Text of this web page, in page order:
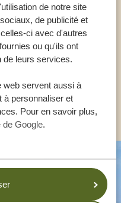
de notre site
de publicité et
ci avec d'autres
ou qu'ils ont
de leurs services.
web servent aussi à
à personnaliser et
Pour en savoir plus,
de Google.
LÀ POUR VOUS